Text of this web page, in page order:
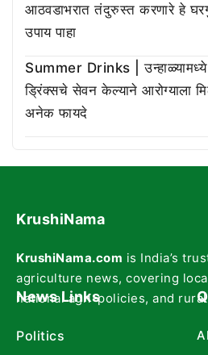
आठवडाभरात तंदुरुस्त करणारे हे
उपाय पाहा
Summer Drinks | उन्हाळ्यामध्ये
ड्रिंक्सचे सेवन केल्याने आरोग्याला
अनेक फायदे
KrushiNama
KrushiNama.com is India’s
agriculture news, covering
national agri-policies, and
News Links
Politics